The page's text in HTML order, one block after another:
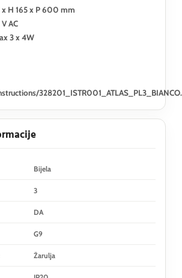
H 165 x P 600 mm
AC
3 x 4W
Bijela
3
DA
G9
Žarulja